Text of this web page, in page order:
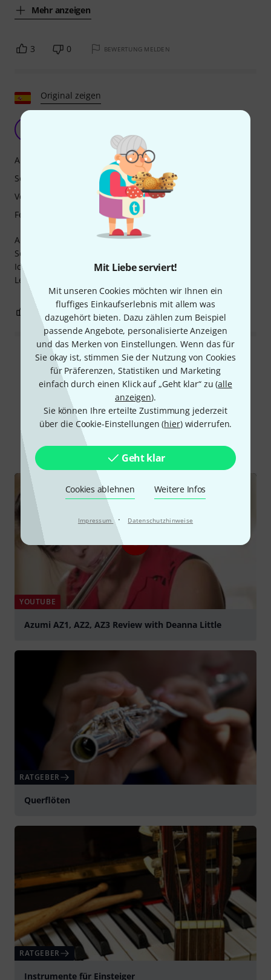
Mit Liebe serviert!
Mit unseren Cookies möchten wir Ihnen ein
fluffiges Einkaufserlebnis mit allem was
dazugehört bieten. Dazu zählen zum Beispiel
passende Angebote, personalisierte Anzeigen
und das Merken von Einstellungen. Wenn das für
Sie okay ist, stimmen Sie der Nutzung von Cookies
für Präferenzen, Statistiken und Marketing
einfach durch einen Klick auf „Geht klar“ zu (alle
anzeigen).
Sie können Ihre erteilte Zustimmung jederzeit
über die Cookie-Einstellungen (hier) widerrufen.
Geht klar
Cookies ablehnen Weitere Infos
Impressum · Datenschutzhinweise
Mehr anzeigen
3 0 BEWERTUNG MELDEN
Original zeigen
Ausgezeichnete Silberflöte. Mit Altus-Kopfstück. Ideal für
Schüler auf professionellem Niveau und darüber hinaus.
Ich kann sie aufgrund ihres hervorragenden Preis-
Leistungs-Verhältnisses wärmstens empfehlen.
Ansprache
Sound
Verarbeitung
Features
0
Alle Bewertungen lesen
Schon gewusst?
Alle Videos Ratgeber
YOUTUBE
Azumi AZ1, AZ2, AZ3 Review with Deanna Little
RATGEBER
Querflöten
RATGEBER
Instrumente für Einsteiger